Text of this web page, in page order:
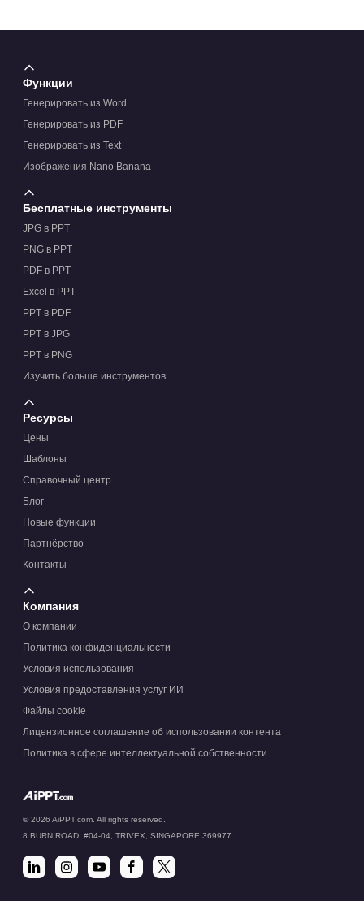
Функции
Генерировать из Word
Генерировать из PDF
Генерировать из Text
Изображения Nano Banana
Бесплатные инструменты
JPG в PPT
PNG в PPT
PDF в PPT
Excel в PPT
PPT в PDF
PPT в JPG
PPT в PNG
Изучить больше инструментов
Ресурсы
Цены
Шаблоны
Справочный центр
Блог
Новые функции
Партнёрство
Контакты
Компания
О компании
Политика конфиденциальности
Условия использования
Условия предоставления услуг ИИ
Файлы cookie
Лицензионное соглашение об использовании контента
Политика в сфере интеллектуальной собственности
© 2026 AiPPT.com. All rights reserved.
8 BURN ROAD, #04-04, TRIVEX, SINGAPORE 369977